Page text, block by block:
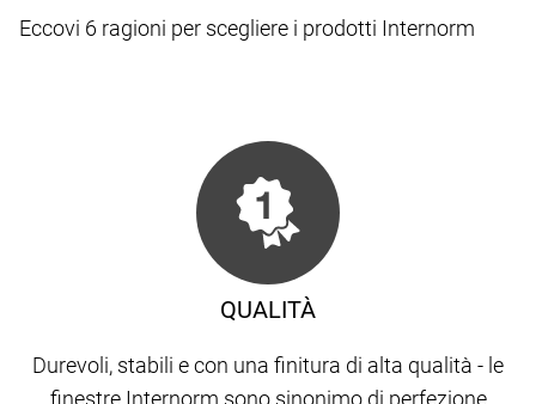
Eccovi 6 ragioni per scegliere i prodotti Internorm
QUALITÀ
Durevoli, stabili e con una finitura di alta qualità - le
finestre Internorm sono sinonimo di perfezione